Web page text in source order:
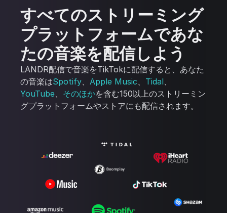
すべてのストリーミング
プラットフォームであな
たの音楽を配信しよう
LANDR配信で音楽をTikTokに配信すると、あなた
の音楽はSpotify、Apple Music、 Tidal、
YouTube、 そのほかを含む150以上のストリーミン
グプラットフォームやストアにも配信されます。